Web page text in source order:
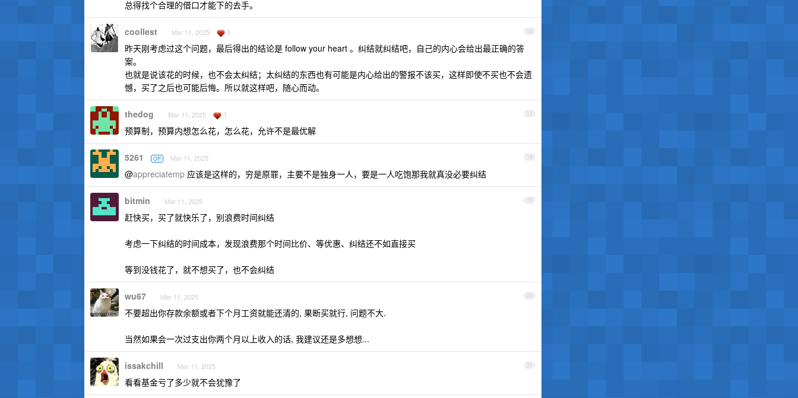
总得找个合理的借口才能下的去手。
16
coollest Mar 11, 2025 1
昨天刚考虑过这个问题，最后得出的结论是 follow your heart 。纠结就纠结吧，自己的内心会给出最正确的答
案。
也就是说该花的时候，也不会太纠结；太纠结的东西也有可能是内心给出的警报不该买，这样即使不买也不会遗
憾，买了之后也可能后悔。所以就这样吧，随心而动。
17
thedog Mar 11, 2025 1
预算制，预算内想怎么花，怎么花，允许不是最优解
18
5261 OP Mar 11, 2025
@appreciatemp 应该是这样的，穷是原罪，主要不是独身一人，要是一人吃饱那我就真没必要纠结
19
bitmin Mar 11, 2025
赶快买，买了就快乐了，别浪费时间纠结
考虑一下纠结的时间成本，发现浪费那个时间比价、等优惠、纠结还不如直接买
等到没钱花了，就不想买了，也不会纠结
20
wu67 Mar 11, 2025
不要超出你存款余额或者下个月工资就能还清的, 果断买就行, 问题不大.
当然如果会一次过支出你两个月以上收入的话, 我建议还是多想想...
21
issakchill Mar 11, 2025
看看基金亏了多少就不会犹豫了